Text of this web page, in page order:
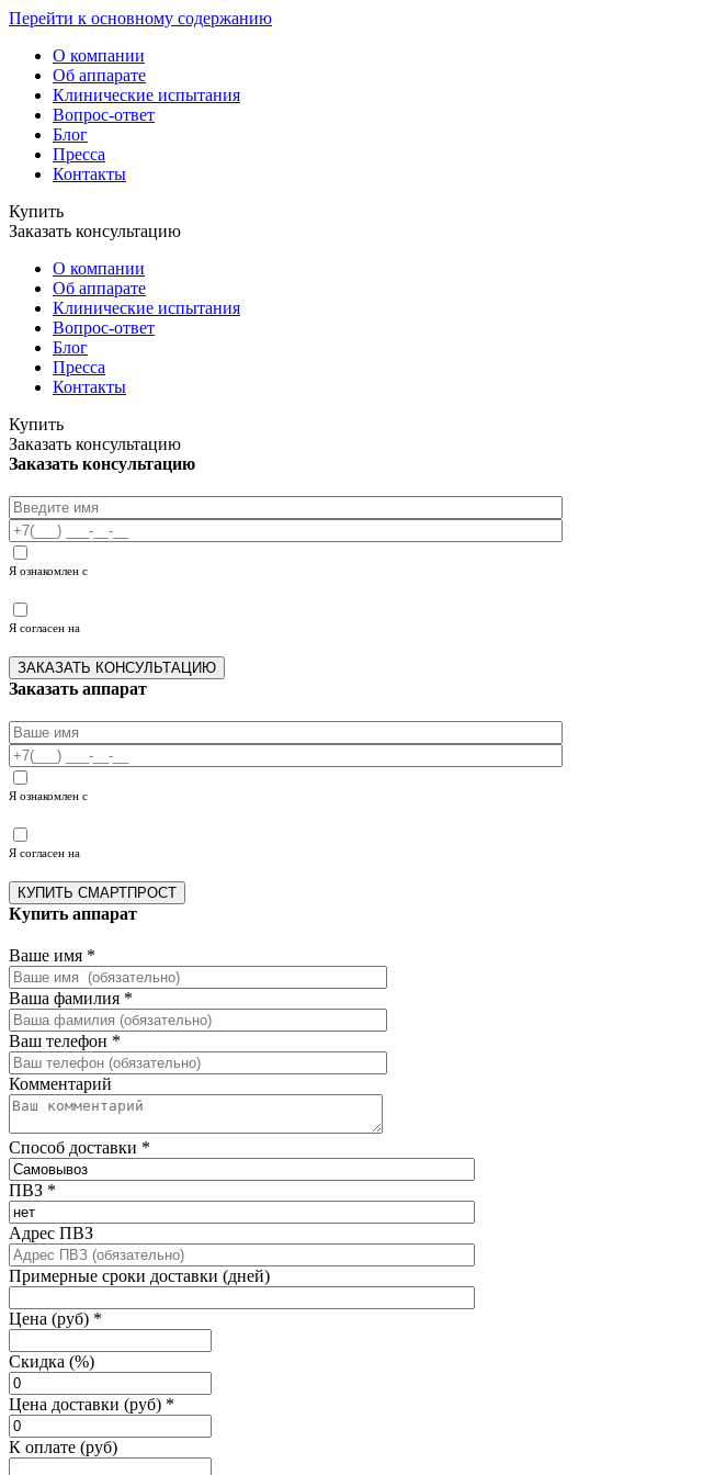
Перейти к основному содержанию
О компании
Об аппарате
Клинические испытания
Вопрос-ответ
Блог
Пресса
Контакты
Купить
Заказать консультацию
О компании
Об аппарате
Клинические испытания
Вопрос-ответ
Блог
Пресса
Контакты
Купить
Заказать консультацию
Заказать консультацию
Я ознакомлен с
Я согласен на
Заказать аппарат
Я ознакомлен с
Я согласен на
Купить аппарат
Ваше имя *
Ваша фамилия *
Ваш телефон *
Комментарий
Способ доставки *
ПВЗ *
Адрес ПВЗ
Примерные сроки доставки (дней)
Цена (руб) *
Скидка (%)
Цена доставки (руб) *
К оплате (руб)